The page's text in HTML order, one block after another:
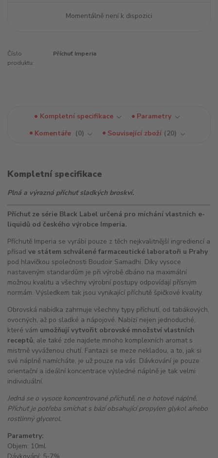
Momentálně není k dispozici
Číslo
produktu:
Příchuť Imperia
Kompletní specifikace
Parametry
Komentáře
0 Související zboží 20
Kompletní specifikace
Plná a výrazná příchuť sladkých broskví.
Příchuť ze série Black Label určená pro míchání vlastních e-
liquidů od českého výrobce Imperia.
Příchutě Imperia se vyrábí pouze z těch nejkvalitnější ingrediencí a
přísad ve státem schválené farmaceutické laboratoři u Prahy
pod hlavičkou společnosti Boudoir Samadhi. Díky vysoce
nastaveným standardům je při výrobě dbáno na maximální
možnou kvalitu a všechny výrobní postupy odpovídají přísným
normám. Výsledkem tak jsou vynikající příchutě špičkové kvality.
Obrovská nabídka zahrnuje všechny typy příchutí, od tabákových,
ovocných, až po sladké a nápojové. Nabízí nejen jednoduché,
které vám umožňují vytvořit obrovské množství vlastních
receptů, ale také zde najdete mnoho komplexních aromat s
mistrně vyváženou chutí. Fantazii se meze nekladou, a to, jak si
své náplně namícháte, je už pouze na vás. Dávkování je pouze
orientační a ideální koncentrace výsledné náplně je tak velmi
individuální.
Jedná se o vysoce koncentrované příchutě, ne o hotové náplně.
Příchuť je potřeba smíchat s bází obsahující propylen glykol a/nebo
rostlinný glycerol.
Parametry:
Objem: 10ml